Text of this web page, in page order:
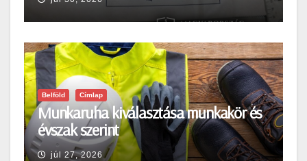
Belföld Címlap
Munkaruha kiválasztása munkakör és
évszak szerint
júl 27, 2026